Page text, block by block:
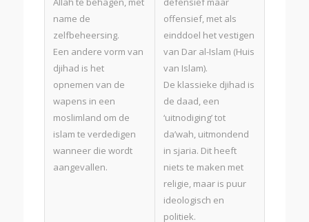
name de
zelfbeheersing.
Een andere vorm van
djihad is het
opnemen van de
wapens in een
moslimland om de
islam te verdedigen
wanneer die wordt
aangevallen.
offensief, met als
einddoel het vestigen
van Dar al-Islam (Huis
van Islam).
De klassieke djihad is
de daad, een
‘uitnodiging’ tot
da’wah, uitmondend
in sjaria. Dit heeft
niets te maken met
religie, maar is puur
ideologisch en
politiek.